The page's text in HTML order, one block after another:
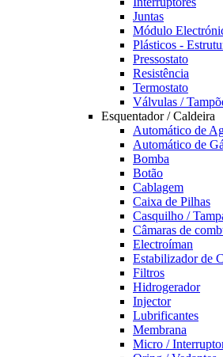
Juntas
Módulo
Plásticos -
Pressostato
Resistência
Termostato
Válvulas /
Esquentador / Caldeira
Automático de
Automático de
Bomba
Botão
Cablagem
Caixa de Pilhas
Casquilho /
Câmaras de
Electroíman
Estabilizador de
Filtros
Hidrogerador
Injector
Lubrificantes
Membrana
Micro /